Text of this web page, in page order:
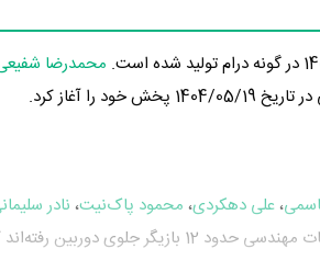
محمدرضا
آغاز کرد.
،علی دهکردی، محمود‌ پاک‌نیت، نادر
به ایفای نقش و بازیگری پرداخته‌اند. در سریال عملیات مهندسی حدود 12 بازیگر